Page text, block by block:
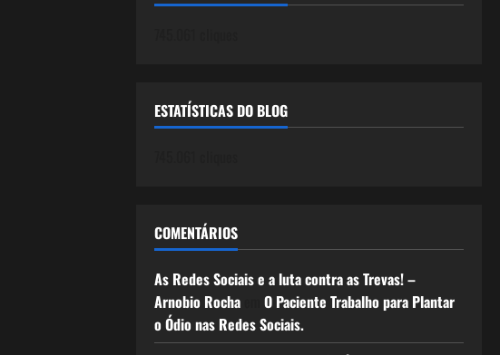
ESTATÍSTICAS DO BLOG
COMENTÁRIOS
As Redes Sociais e a luta contra as Trevas! –
Arnobio Rochaem O Paciente Trabalho para Plantar
o Ódio nas Redes Sociais.